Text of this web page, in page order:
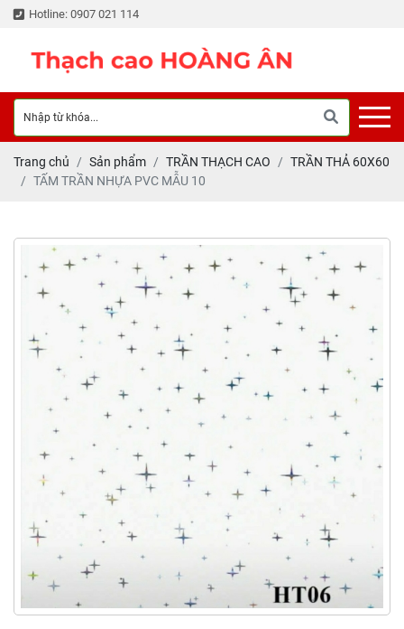
Hotline: 0907 021 114
Trang chủ Sản phẩm TRẦN THẠCH CAO
TRẦN THẢ 60X60
TẤM TRẦN NHỰA PVC MẪU 10